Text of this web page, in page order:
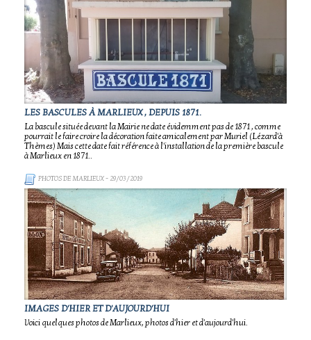
LES BASCULES À MARLIEUX , DEPUIS 1871.
La bascule située devant la Mairie ne date évidemment pas de 1871 , comme
pourrait le faire croire la décoration faite amicalement par Muriel (Lézard'à
Thèmes) Mais cette date fait référence à l'installation de la première bascule
à Marlieux en 1871..
PHOTOS DE MARLIEUX- 29/03/2019
IMAGES D'HIER ET D'AUJOURD'HUI
Voici quelques photos de Marlieux, photos d'hier et d'aujourd'hui.